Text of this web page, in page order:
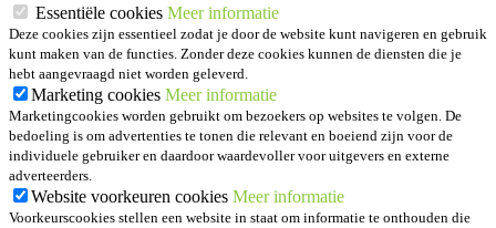
Essentiële cookies Meer informatie
Deze cookies zijn essentieel zodat je door de website kunt navigeren en gebruik
kunt maken van de functies. Zonder deze cookies kunnen de diensten die je
hebt aangevraagd niet worden geleverd.
Marketing cookies Meer informatie
Marketingcookies worden gebruikt om bezoekers op websites te volgen. De
bedoeling is om advertenties te tonen die relevant en boeiend zijn voor de
individuele gebruiker en daardoor waardevoller voor uitgevers en externe
adverteerders.
Website voorkeuren cookies Meer informatie
Voorkeurscookies stellen een website in staat om informatie te onthouden die